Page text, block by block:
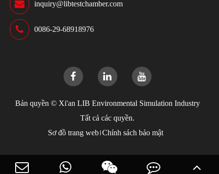
inquiry@libtestchamber.com
0086-29-68918976
Bản quyền © Xi'an LIB Environmental Simulation Industry
Tất cả các quyền.
Sơ đồ trang web Chính sách bảo mật